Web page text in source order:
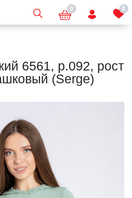
0 0
6561, р.092, рост
(Serge)